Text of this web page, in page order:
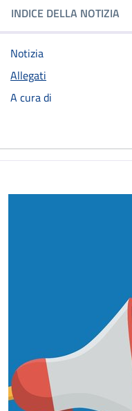
INDICE DELLA NOTIZIA
Notizia
Allegati
A cura di